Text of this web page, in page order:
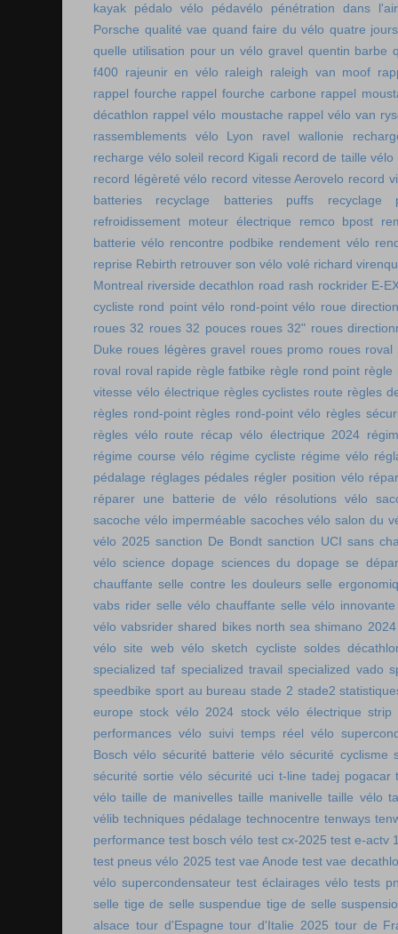
kayak
pédalo vélo pédavélo
pénétration dans l'air
Porsche qualité vae quand faire du vélo quatre
quelle utilisation pour un vélo gravel quentin barbe
f400 rajeunir en vélo raleigh raleigh van moof
rappel fourche rappel fourche carbone rappel
décathlon rappel vélo moustache rappel vélo van
rassemblements vélo Lyon
ravel wallonie
recharge vélo soleil record Kigali record de taille vélo
record légèreté vélo record vitesse Aerovelo record
batteries
recyclage batteries puffs
recyclage
refroidissement moteur électrique
remco bpost
batterie vélo rencontre podbike rendement vélo
reprise Rebirth retrouver son vélo volé richard
Montreal riverside decathlon road rash rockrider E-
cycliste rond point vélo rond-point vélo roue
roues 32 roues 32 pouces roues 32" roues
Duke roues légères gravel roues promo roues roval
roval roval rapide règle fatbike règle rond point règle
vitesse vélo électrique règles cyclistes route règles
règles rond-point règles rond-point vélo règles
règles vélo route
récap vélo électrique 2024
régime course vélo régime cycliste régime vélo
pédalage réglages pédales régler position vélo
réparer une batterie de vélo
résolutions vélo
sacoche vélo imperméable sacoches vélo salon du
vélo 2025 sanction De Bondt sanction UCI sans
vélo science dopage sciences du dopage se
chauffante selle contre les douleurs selle
vabs rider selle vélo chauffante selle vélo innovante
vélo vabsrider shared bikes north sea shimano 2024
vélo site web vélo sketch cycliste soldes
specialized taf specialized travail specialized vado
speedbike sport au bureau stade 2 stade2
europe stock vélo 2024 stock vélo électrique strip
performances vélo suivi temps réel vélo
Bosch vélo sécurité batterie vélo sécurité cyclisme
sécurité sortie vélo sécurité uci t-line tadej pogacar
vélo taille de manivelles taille manivelle taille vélo
vélib techniques pédalage technocentre tenways
performance test bosch vélo test cx-2025 test e-actv
test pneus vélo 2025 test vae Anode test vae
vélo supercondensateur test éclairages vélo tests
selle tige de selle suspendue tige de selle
alsace tour d'Espagne tour d'Italie 2025 tour de